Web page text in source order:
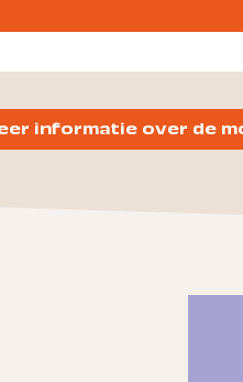
informatie over de